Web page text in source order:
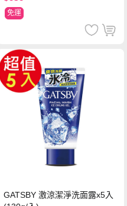
免運
GATSBY 激涼潔淨洗面露x5入